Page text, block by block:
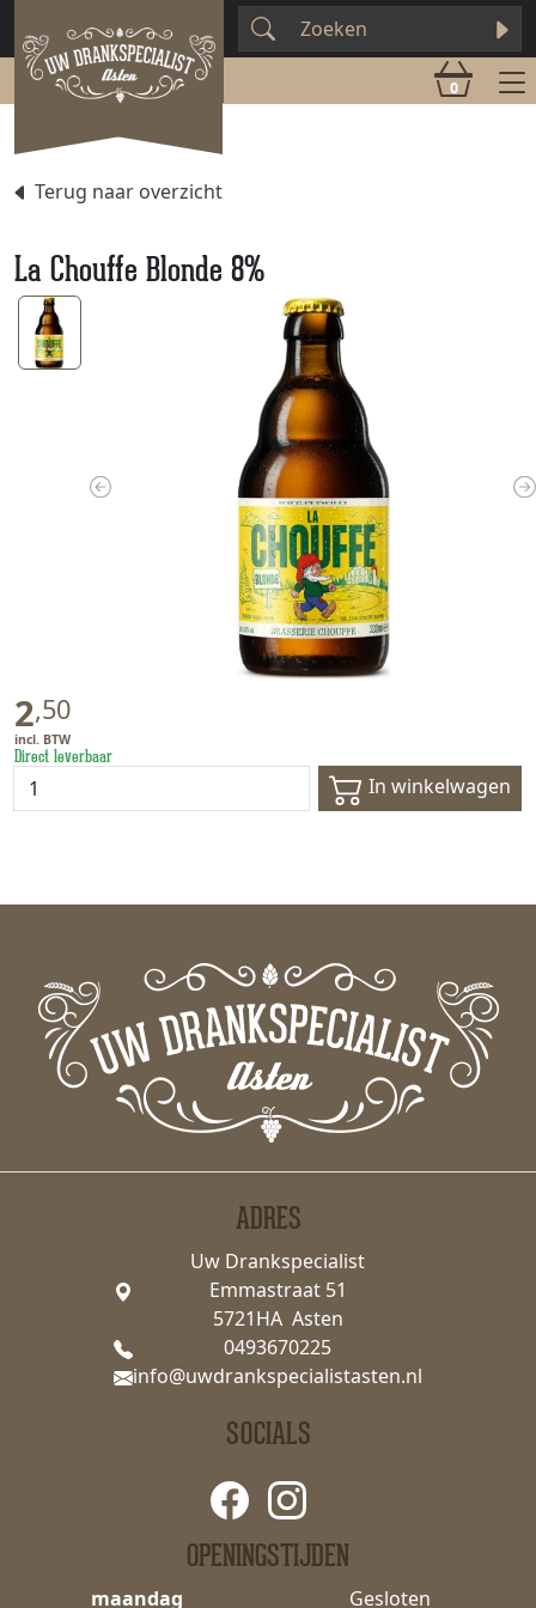
0
Terug naar overzicht
La Chouffe Blonde 8%
Previous
2,50
Direct leverbaar
In winkelwagen
ADRES
Uw Drankspecialist
Emmastraat 51
5721HA Asten
0493670225
info@uwdrankspecialistasten.nl
OPENINGSTIJDEN
maandag Gesloten
SOCIALS